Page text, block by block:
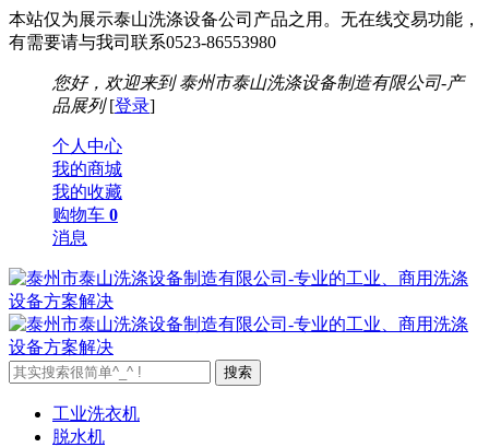
本站仅为展示泰山洗涤设备公司产品之用。无在线交易功能，
有需要请与我司联系0523-86553980
您好，欢迎来到 泰州市泰山洗涤设备制造有限公司-产
品展列[登录]
个人中心
我的商城
我的收藏
购物车 0
消息
工业洗衣机
脱水机